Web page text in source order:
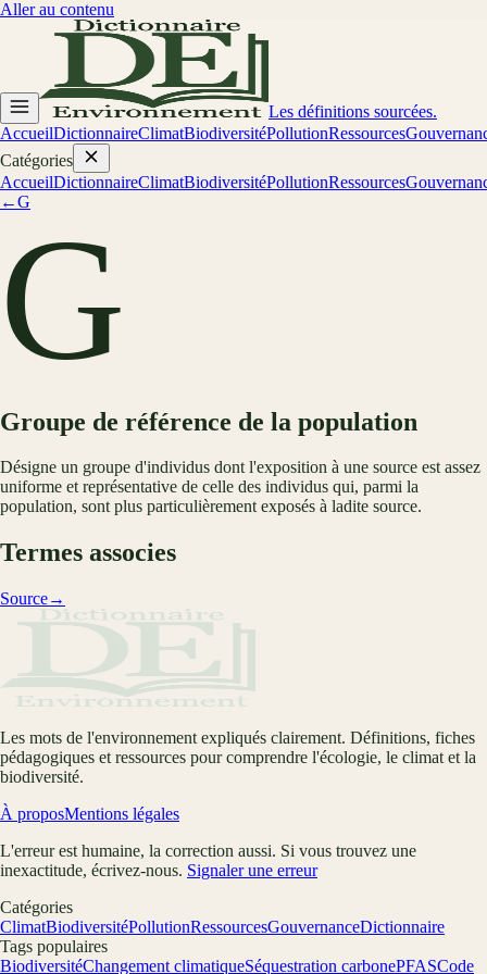
Aller au contenu
Les définitions sourcées.
AccueilDictionnaireClimatBiodiversitéPollutionRessources
Catégories
AccueilDictionnaireClimatBiodiversitéPollutionRessources
←G
G
Groupe de référence de la population
Désigne un groupe d'individus dont l'exposition à une source est assez
uniforme et représentative de celle des individus qui, parmi la
population, sont plus particulièrement exposés à ladite source.
Termes associes
Source→
Les mots de l'environnement expliqués clairement. Définitions, fiches
pédagogiques et ressources pour comprendre l'écologie, le climat et la
biodiversité.
À proposMentions légales
L'erreur est humaine, la correction aussi. Si vous trouvez une
inexactitude, écrivez-nous. Signaler une erreur
Catégories
ClimatBiodiversitéPollutionRessourcesGouvernanceDictionnaire
Tags populaires
BiodiversitéChangement climatiqueSéquestration carbonePFASCode